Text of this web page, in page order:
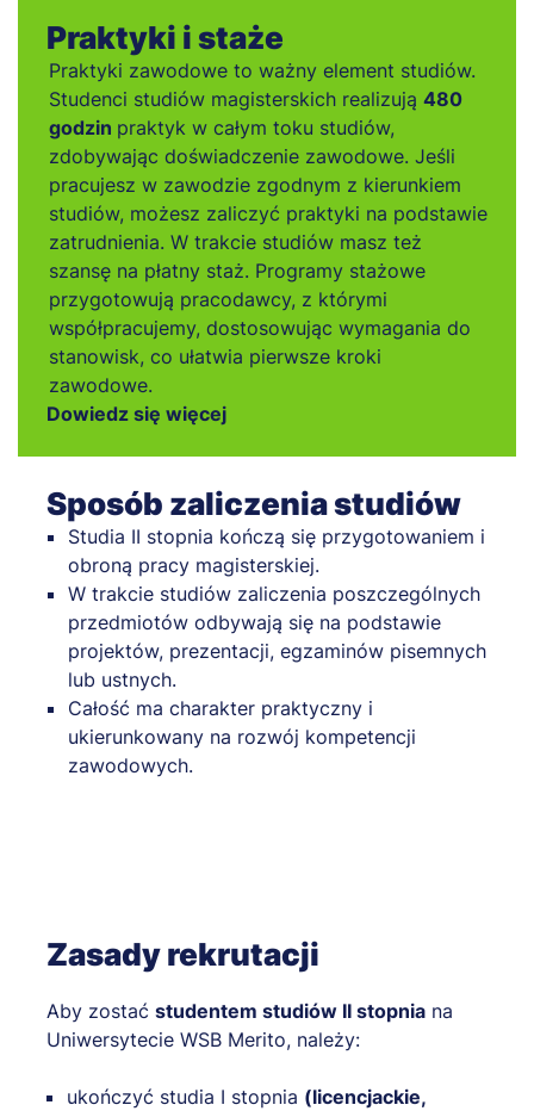
Praktyki i staże
Praktyki zawodowe to ważny element studiów.
Studenci studiów magisterskich realizują 480
godzin praktyk w całym toku studiów,
zdobywając doświadczenie zawodowe. Jeśli
pracujesz w zawodzie zgodnym z kierunkiem
studiów, możesz zaliczyć praktyki na podstawie
zatrudnienia. W trakcie studiów masz też
szansę na płatny staż. Programy stażowe
przygotowują pracodawcy, z którymi
współpracujemy, dostosowując wymagania do
stanowisk, co ułatwia pierwsze kroki
zawodowe.
Dowiedz się więcej
Sposób zaliczenia studiów
Studia II stopnia kończą się przygotowaniem i
obroną pracy magisterskiej.
W trakcie studiów zaliczenia poszczególnych
przedmiotów odbywają się na podstawie
projektów, prezentacji, egzaminów pisemnych
lub ustnych.
Całość ma charakter praktyczny i
ukierunkowany na rozwój kompetencji
zawodowych.
Zasady rekrutacji
Aby zostać studentem studiów II stopnia na
Uniwersytecie WSB Merito, należy:
ukończyć studia I stopnia (licencjackie,